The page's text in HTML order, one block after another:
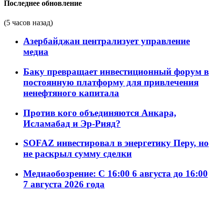
Последнее обновление
(5 часов назад)
Азербайджан централизует управление
медиа
Баку превращает инвестиционный форум в
постоянную платформу для привлечения
ненефтяного капитала
Против кого объединяются Анкара,
Исламабад и Эр-Рияд?
SOFAZ инвестировал в энергетику Перу, но
не раскрыл сумму сделки
Медиаобозрение: С 16:00 6 августа до 16:00
7 августа 2026 года